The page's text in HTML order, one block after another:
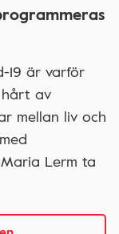
19 är varför
hårt av
mellan liv och
Lerm ta